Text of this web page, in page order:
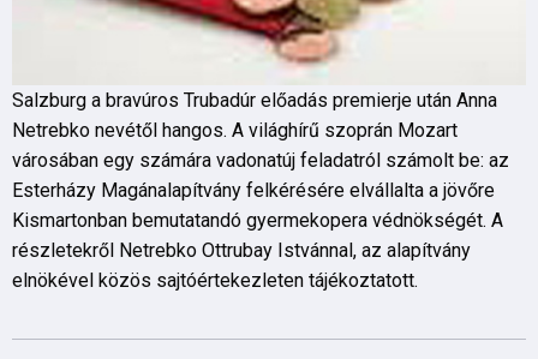
Salzburg a bravúros Trubadúr előadás premierje után Anna
Netrebko nevétől hangos. A világhírű szoprán Mozart
városában egy számára vadonatúj feladatról számolt be: az
Esterházy Magánalapítvány felkérésére elvállalta a jövőre
Kismartonban bemutatandó gyermekopera védnökségét. A
részletekről Netrebko Ottrubay Istvánnal, az alapítvány
elnökével közös sajtóértekezleten tájékoztatott.